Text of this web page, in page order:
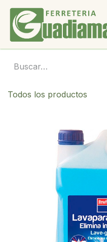
Ir al contenido
Todos los productos